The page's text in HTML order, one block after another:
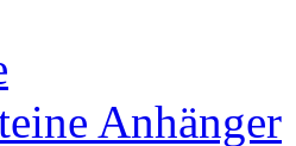
Anhänger